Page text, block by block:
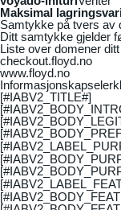
Maksimal
Samtykke på tvers av
Ditt samtykke gjelder
Liste over domener
checkout.floyd.no
www.floyd.no
[#IABV2_TITLE#]